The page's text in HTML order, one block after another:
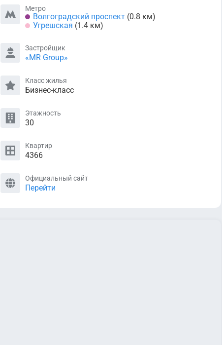
Метро
Волгоградский проспект(0.8 км)
Угрешская (1.4 км)
Застройщик
«MR Group»
Класс жилья
Бизнес-класс
Этажность
30
Квартир
4366
Официальный сайт
Перейти